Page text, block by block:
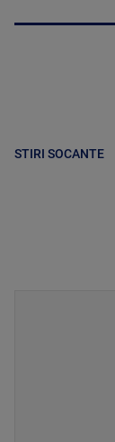
STIRI SOCANTE